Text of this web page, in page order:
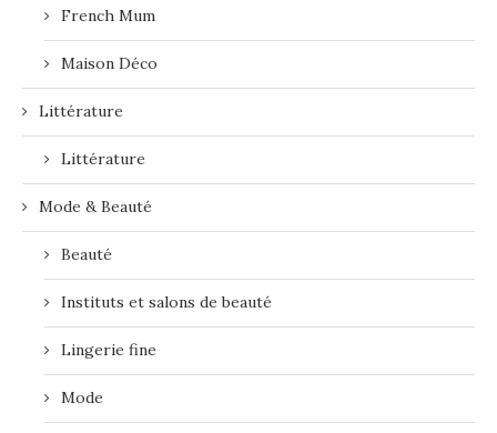
French Mum
Maison Déco
Littérature
Littérature
Mode & Beauté
Beauté
Instituts et salons de beauté
Lingerie fine
Mode